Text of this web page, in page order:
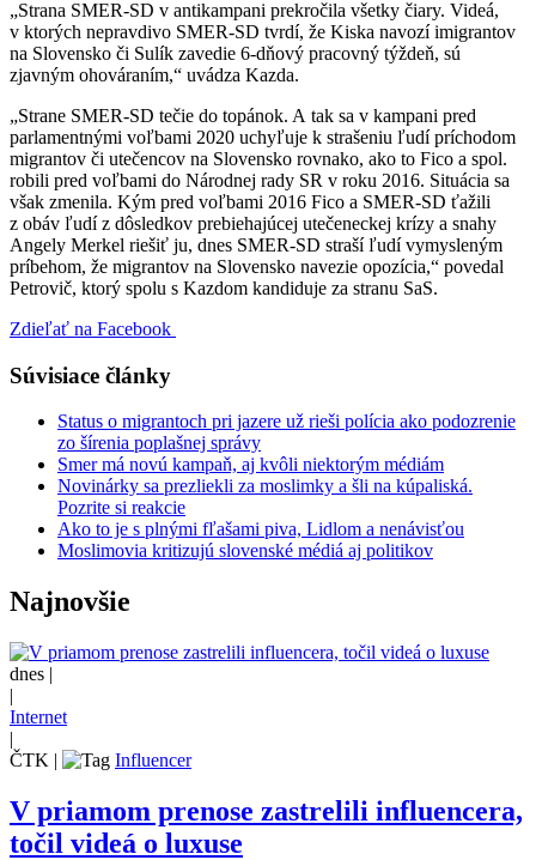
„Strana SMER-SD v antikampani prekročila všetky čiary. Videá,
v ktorých nepravdivo SMER-SD tvrdí, že Kiska navozí imigrantov
na Slovensko či Sulík zavedie 6-dňový pracovný týždeň, sú
zjavným ohováraním,“ uvádza Kazda.
„Strane SMER-SD tečie do topánok. A tak sa v kampani pred
parlamentnými voľbami 2020 uchyľuje k strašeniu ľudí príchodom
migrantov či utečencov na Slovensko rovnako, ako to Fico a spol.
robili pred voľbami do Národnej rady SR v roku 2016. Situácia sa
však zmenila. Kým pred voľbami 2016 Fico a SMER-SD ťažili
z obáv ľudí z dôsledkov prebiehajúcej utečeneckej krízy a snahy
Angely Merkel riešiť ju, dnes SMER-SD straší ľudí vymysleným
príbehom, že migrantov na Slovensko navezie opozícia,“ povedal
Petrovič, ktorý spolu s Kazdom kandiduje za stranu SaS.
Zdieľať na Facebook
Súvisiace články
Status o migrantoch pri jazere už rieši polícia ako podozrenie
zo šírenia poplašnej správy
Smer má novú kampaň, aj kvôli niektorým médiám
Novinárky sa prezliekli za moslimky a šli na kúpaliská.
Pozrite si reakcie
Ako to je s plnými fľašami piva, Lidlom a nenávisťou
Moslimovia kritizujú slovenské médiá aj politikov
Najnovšie
dnes |
|
Internet
|
ČTK | Influencer
V priamom prenose zastrelili influencera,
točil videá o luxuse